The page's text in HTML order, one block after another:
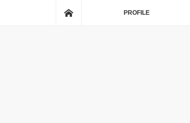
PROFILE